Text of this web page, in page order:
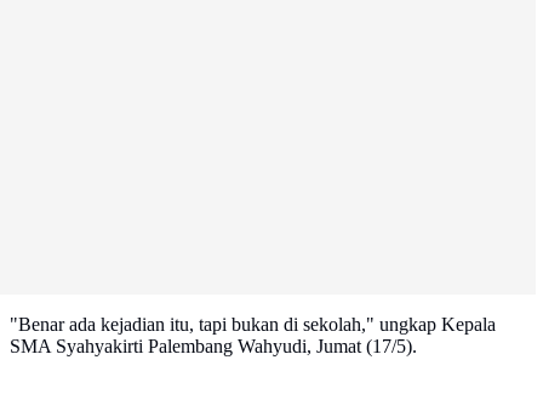
"Benar ada kejadian itu, tapi bukan di sekolah," ungkap Kepala
SMA Syahyakirti Palembang Wahyudi, Jumat (17/5).